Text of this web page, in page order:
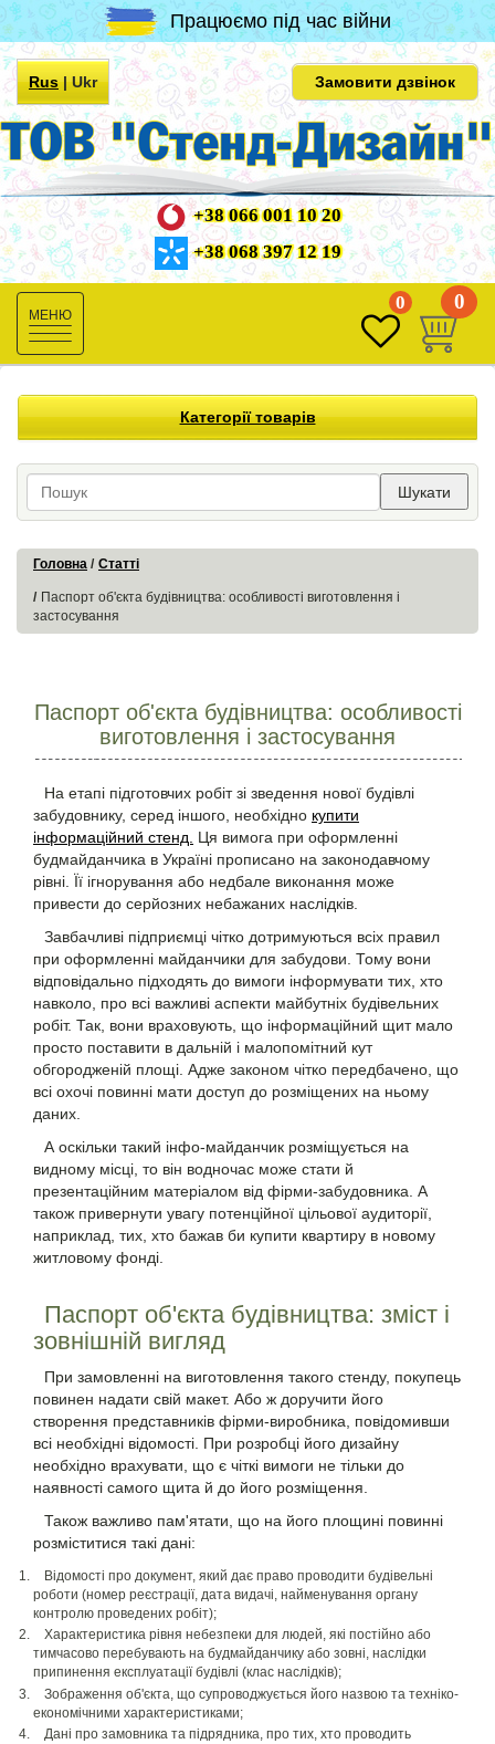
Працюємо під час війни
Rus|Ukr Замовити дзвінок
+38 066 001 10 20
+38 068 397 12 19
Toggle
navigation
0 0
Категорії товарів
Шукати
Головна Статті
Паспорт об'єкта будівництва: особливості виготовлення і
застосування
Паспорт об'єкта будівництва: особливості
виготовлення і застосування
На етапі підготовчих робіт зі зведення нової будівлі
забудовнику, серед іншого, необхідно купити
інформаційний стенд.
Ця вимога при оформленні
будмайданчика в Україні прописано на законодавчому
рівні. Її ігнорування або недбале виконання може
привести до серйозних небажаних наслідків.
Завбачливі підприємці чітко дотримуються всіх правил
при оформленні майданчики для забудови. Тому вони
відповідально підходять до вимоги інформувати тих, хто
навколо, про всі важливі аспекти майбутніх будівельних
робіт. Так, вони враховують, що інформаційний щит мало
просто поставити в дальній і малопомітний кут
обгородженій площі. Адже законом чітко передбачено, що
всі охочі повинні мати доступ до розміщених на ньому
даних.
А оскільки такий інфо-майданчик розміщується на
видному місці, то він водночас може стати й
презентаційним матеріалом від фірми-забудовника. А
також привернути увагу потенційної цільової аудиторії,
наприклад, тих, хто бажав би купити квартиру в новому
житловому фонді.
Паспорт об'єкта будівництва: зміст і
зовнішній вигляд
При замовленні на виготовлення такого стенду, покупець
повинен надати свій макет. Або ж доручити його
створення представників фірми-виробника, повідомивши
всі необхідні відомості. При розробці його дизайну
необхідно врахувати, що є чіткі вимоги не тільки до
наявності самого щита й до його розміщення.
Також важливо пам'ятати, що на його площині повинні
розміститися такі дані:
Відомості про документ, який дає право проводити будівельні
роботи (номер реєстрації, дата видачі, найменування органу
контролю проведених робіт);
Характеристика рівня небезпеки для людей, які постійно або
тимчасово перебувають на будмайданчику або зовні, наслідки
припинення експлуатації будівлі (клас наслідків);
Зображення об'єкта, що супроводжується його назвою та техніко-
економічними характеристиками;
Дані про замовника та підрядника, про тих, хто проводить